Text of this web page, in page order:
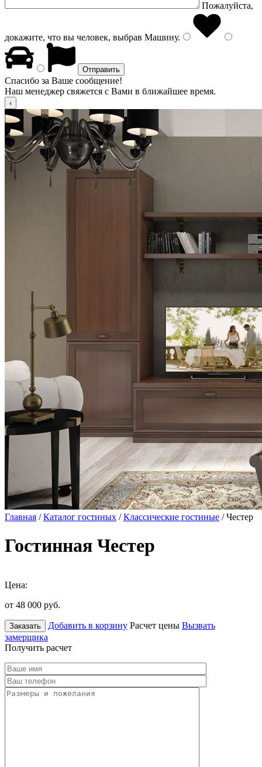
Пожалуйста,
докажите, что вы человек, выбрав Машину.
Спасибо за Ваше сообщение!
Наш менеджер свяжется с Вами в ближайшее время.
Главная /Каталог гостиных /Классические гостиные / Честер
Гостинная Честер
Цена:
от 48 000 руб.
Заказать Добавить в корзину Расчет цены Вызвать
замерщика
Получить расчет